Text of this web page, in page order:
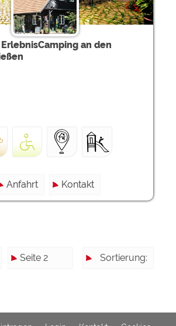
an den
Anfahrt Kontakt
Seite 2 Sortierung: